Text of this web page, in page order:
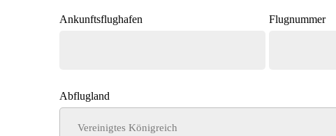
Ankunftsflughafen Flugnummer
Abflugland